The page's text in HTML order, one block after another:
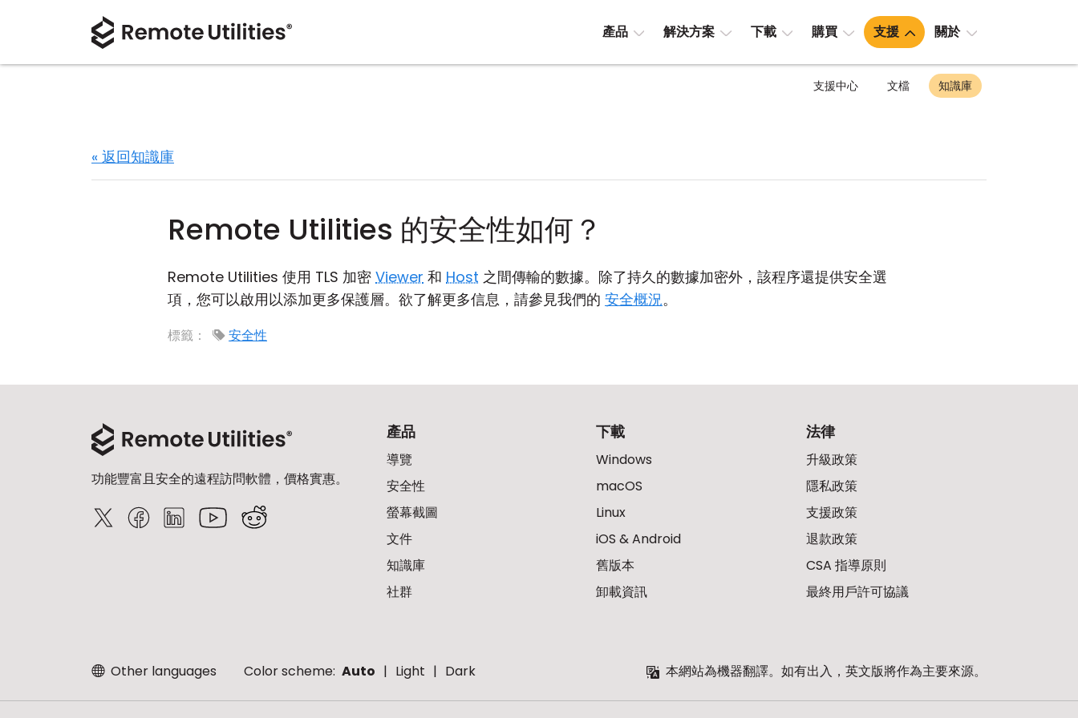
產品 解決方案 下載 購買 支援 關於
支援中心 文檔 知識庫
« 返回知識庫
Remote Utilities 的安全性如何？
Remote Utilities 使用 TLS 加密 Viewer 和 Host 之間傳輸的數據。除了持久的數據加密外，該程序還提供安全選
項，您可以啟用以添加更多保護層。欲了解更多信息，請參見我們的 安全概況。
標籤： 安全性
功能豐富且安全的遠程訪問軟體，價格實惠。
產品
導覽
安全性
螢幕截圖
文件
知識庫
社群
下載
Windows
macOS
Linux
iOS & Android
舊版本
卸載資訊
法律
升級政策
隱私政策
支援政策
退款政策
CSA 指導原則
最終用戶許可協議
Other languages Color scheme: Auto Light Dark 本網站為機器翻譯。如有出入，英文版將作為主要來源。